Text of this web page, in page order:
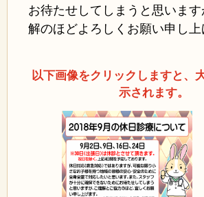
お待たせしてしまうと思いま
解のほどよろしくお願い申し上
以下画像をクリックしますと、
示されます。